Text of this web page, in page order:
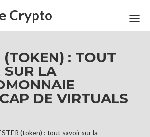
Crypto
(TOKEN) : TOUT
SUR LA
DE VIRTUALS
(token) : tout savoir sur la